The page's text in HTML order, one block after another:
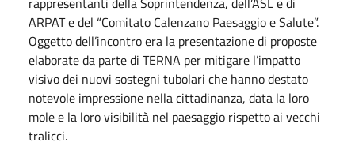
ARPAT e del “Comitato Calenzano Paesaggio e Salute”.
Oggetto dell’incontro era la presentazione di proposte
elaborate da parte di TERNA per mitigare l’impatto
visivo dei nuovi sostegni tubolari che hanno destato
notevole impressione nella cittadinanza, data la loro
mole e la loro visibilità nel paesaggio rispetto ai vecchi
tralicci.